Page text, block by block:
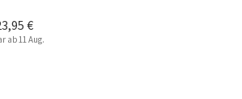
€
ab 11 Aug.